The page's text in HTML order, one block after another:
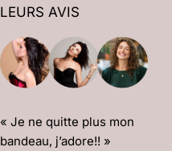
LEURS AVIS
« Je ne quitte plus mon
bandeau, j’adore!! »